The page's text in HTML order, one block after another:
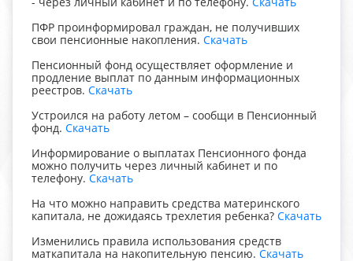
ПФР проинформировал граждан, не получивших
свои пенсионные накопления. Скачать
Пенсионный фонд осуществляет оформление и
продление выплат по данным информационных
реестров. Скачать
Устроился на работу летом – сообщи в Пенсионный
фонд. Скачать
Информирование о выплатах Пенсионного фонда
можно получить через личный кабинет и по
телефону. Скачать
На что можно направить средства материнского
капитала, не дожидаясь трехлетия ребенка? Скачать
Изменились правила использования средств
маткапитала на накопительную пенсию. Скачать